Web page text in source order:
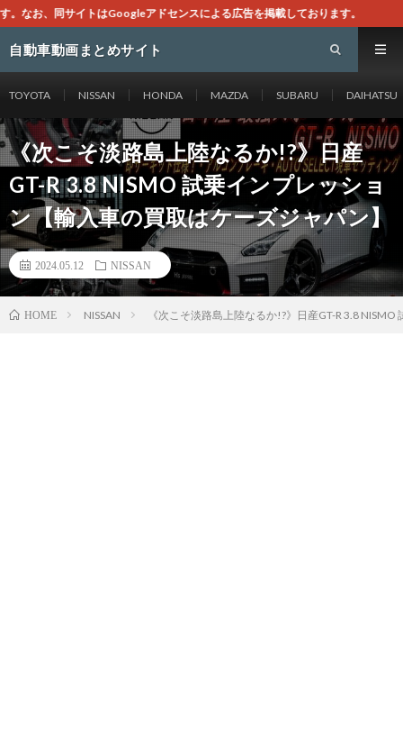
アドセンスによる広告を掲載しております。
自動車動画まとめサイト
TOYOTA NISSAN HONDA MAZDA SUBARU DAIHATSU
《次こそ淡路島上陸なるか!?》日産
GT-R 3.8 NISMO 試乗インプレッショ
ン【輸入車の買取はケーズジャパン】
2024.05.12 NISSAN
HOME NISSAN 《次こそ淡路島上陸なるか!?》日産GT-R 3.8